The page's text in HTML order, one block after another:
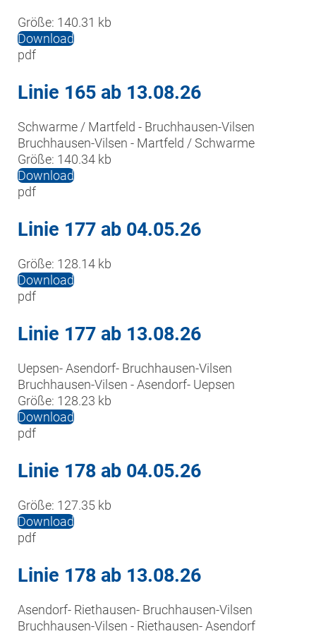
Größe: 140.31 kb
Download
pdf
Linie 165 ab 13.08.26
Schwarme / Martfeld - Bruchhausen-Vilsen
Bruchhausen-Vilsen - Martfeld / Schwarme
Größe: 140.34 kb
Download
pdf
Linie 177 ab 04.05.26
Größe: 128.14 kb
Download
pdf
Linie 177 ab 13.08.26
Uepsen- Asendorf- Bruchhausen-Vilsen
Bruchhausen-Vilsen - Asendorf- Uepsen
Größe: 128.23 kb
Download
pdf
Linie 178 ab 04.05.26
Größe: 127.35 kb
Download
pdf
Linie 178 ab 13.08.26
Asendorf- Riethausen- Bruchhausen-Vilsen
Bruchhausen-Vilsen - Riethausen- Asendorf